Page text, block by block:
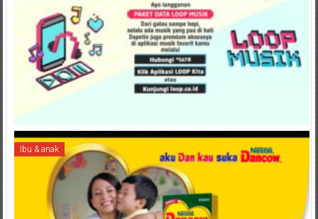
Ibu & anak